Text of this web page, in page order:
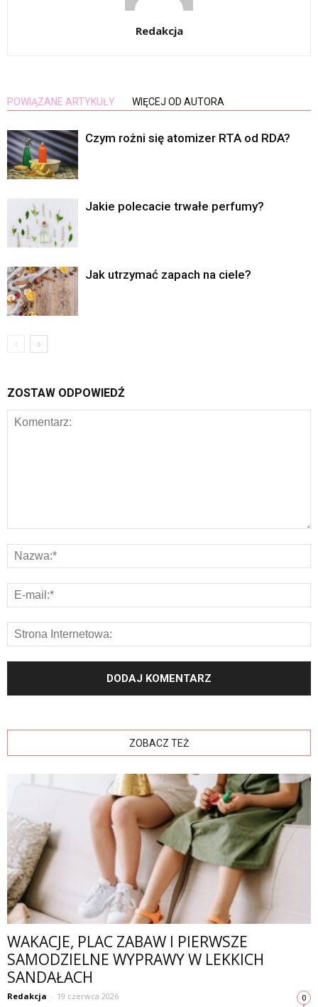
Redakcja
POWIĄZANE ARTYKUŁY WIĘCEJ OD AUTORA
Czym rożni się atomizer RTA od RDA?
Jakie polecacie trwałe perfumy?
Jak utrzymać zapach na ciele?
ZOSTAW ODPOWIEDŹ
ZOBACZ TEŻ
WAKACJE, PLAC ZABAW I PIERWSZE
SAMODZIELNE WYPRAWY W LEKKICH
SANDAŁACH
Redakcja - 19 czerwca 2026 0